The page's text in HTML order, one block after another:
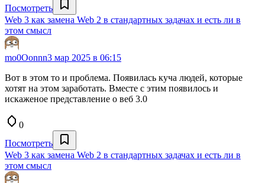
Посмотреть
Web 3 как замена Web 2 в стандартных задачах и есть ли в
этом смысл
mo0Oonnn3 мар 2025 в 06:15
Вот в этом то и проблема. Появилась куча людей, которые
хотят на этом заработать. Вместе с этим появилось и
искаженое представление о веб 3.0
0
Посмотреть
Web 3 как замена Web 2 в стандартных задачах и есть ли в
этом смысл